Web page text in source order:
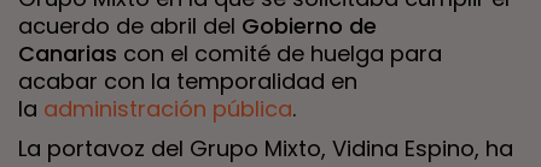
acuerdo de abril del Gobierno de
Canarias con el comité de huelga para
acabar con la temporalidad en
la administración pública.
La portavoz del Grupo Mixto, Vidina Espino, ha